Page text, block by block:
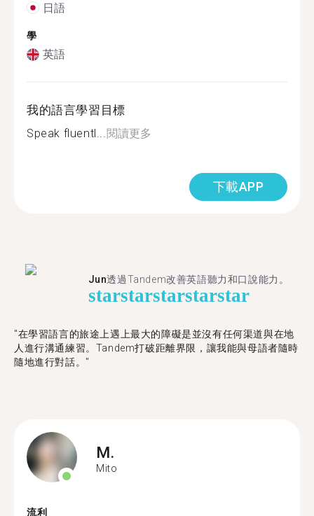
日語
學
英語
我的語言學習目標
Speak fluentl...閱讀更多
下載APP
Jun透過Tandem改善英語聽力和口說能力。
starstarstarstarstar
"在學習語言的旅途上遇上最大的障礙是並沒有任何渠道與在地
人進行溝通練習。Tandem打破距離界限，讓我能與母語者隨時
隨地進行對話。"
M.
Mito
流利